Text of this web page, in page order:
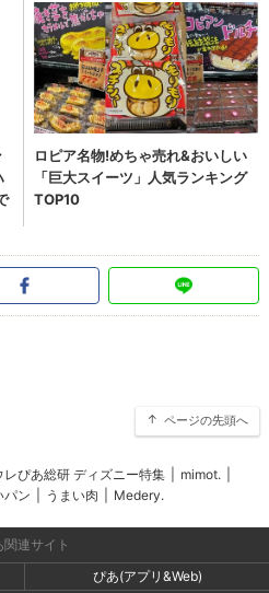
ページの先頭へ
レぴあ総研 ディズニー特集 mimot.
パン うまい肉 Medery.
関連サイト
ぴあ(アプリ&Web)